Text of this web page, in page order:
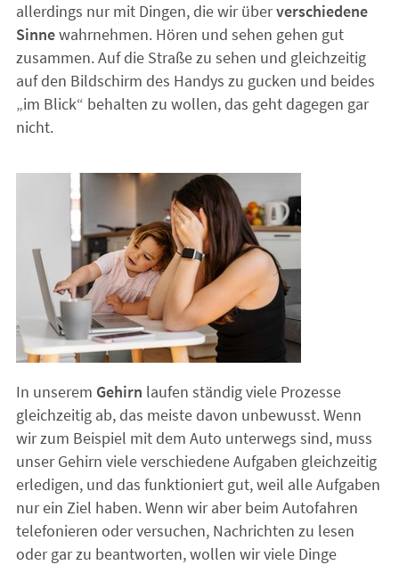
allerdings nur mit Dingen, die wir überverschiedene
Sinnewahrnehmen. Hören und sehen gehen gut
zusammen. Auf die Straße zu sehen und gleichzeitig
auf den Bildschirm des Handys zu gucken und beides
„im Blick“ behalten zu wollen, das geht dagegen gar
nicht.
In unserem Gehirn laufen ständig viele Prozesse
gleichzeitig ab, das meiste davon unbewusst. Wenn
wir zum Beispiel mit dem Auto unterwegs sind, muss
unser Gehirn viele verschiedene Aufgaben gleichzeitig
erledigen, und das funktioniert gut, weil alle Aufgaben
nur ein Ziel haben. Wenn wir aber beim Autofahren
telefonieren oder versuchen, Nachrichten zu lesen
oder gar zu beantworten, wollen wir viele Dinge